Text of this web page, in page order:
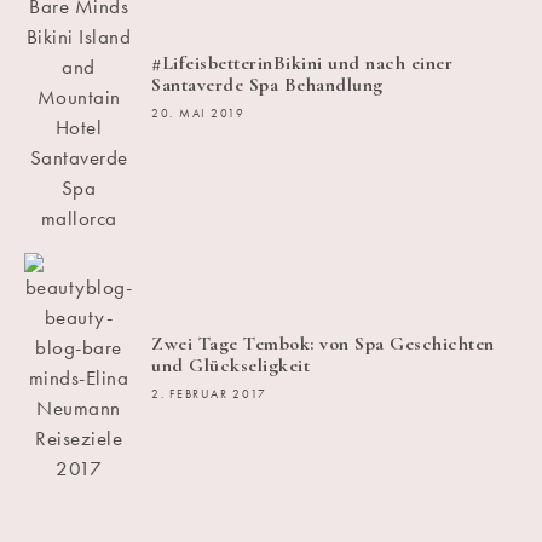
#LifeisbetterinBikini und nach einer
Santaverde Spa Behandlung
20. MAI 2019
Zwei Tage Tembok: von Spa Geschichten
und Glückseligkeit
2. FEBRUAR 2017